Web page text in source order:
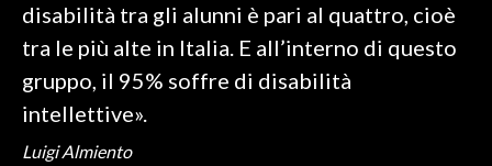
SPETTACOLI
GOSSIP
disabilità tra gli alunni è pari al quattro, cioè
tra le più alte in Italia. E all’interno di questo
gruppo, il 95% soffre di disabilità
intellettive».
Luigi Almiento